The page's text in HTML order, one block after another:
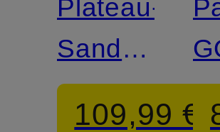
Plateau-
Sandalen
109,99 €